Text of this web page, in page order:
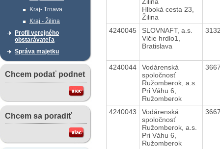
Kraj- Trnava
Kraj - Žilina
Profil verejného
obstarávateľa
Správa majetku
Chcem podať podnet
Chcem sa poradiť
Hlboká cesta 23,
Žilina
4240045
SLOVNAFT, a.s.
Vlčie hrdlo1,
Bratislava
4240044
Vodárenská
spoločnosť
Ružomberok, a.s.
Pri Váhu 6,
Ružomberok
4240043
Vodárenská
spoločnosť
Ružomberok, a.s.
Pri Váhu 6,
Ružomberok